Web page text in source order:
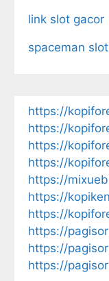
link slot gacor
spaceman slot
https://
https://
https://
https://
https://
https://
https://
https://
https://
https://